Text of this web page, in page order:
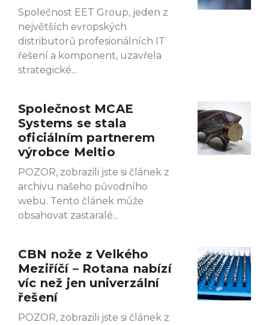
Společnost EET Group, jeden z
největších evropských
distributorů profesionálních IT
řešení a komponent, uzavřela
strategické
Společnost MCAE
Systems se stala
oficiálním partnerem
výrobce Meltio
POZOR, zobrazili jste si článek z
archivu našeho původního
webu. Tento článek může
obsahovat zastaralé
CBN nože z Velkého
Meziříčí – Rotana nabízí
víc než jen univerzální
řešení
POZOR, zobrazili jste si článek z